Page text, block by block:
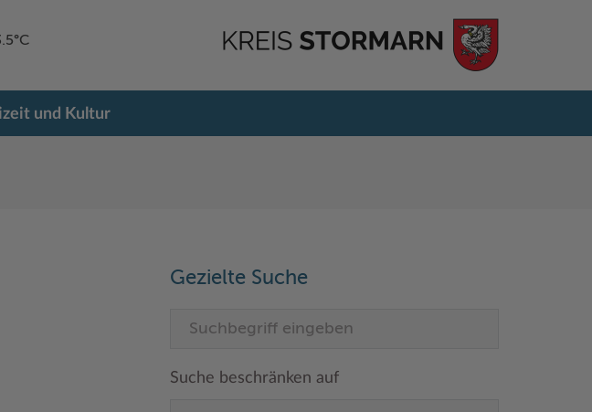
und Kultur
Gezielte Suche
Suche beschränken auf